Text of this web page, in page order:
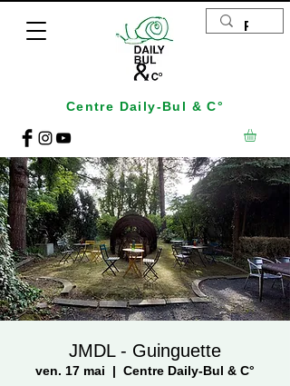
Centre Daily-Bul & C°
JMDL - Guinguette
ven. 17 mai
  |
Centre Daily-Bul & C°